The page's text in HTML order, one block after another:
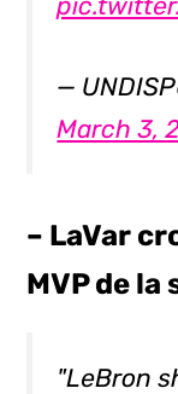
—
March 3,
– LaVar
MVP de la
"LeBron